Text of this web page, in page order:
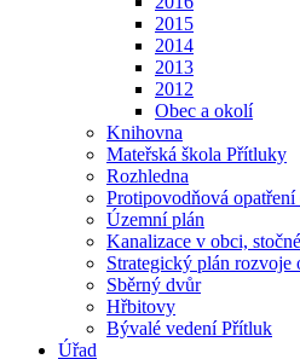
2015
2014
2013
2012
Obec a okolí
Knihovna
Mateřská škola Přítluky
Rozhledna
Protipovodňová
Územní plán
Kanalizace v obci, stočné
Strategický plán rozvoje
Sběrný dvůr
Hřbitovy
Bývalé vedení Přítluk
Úřad